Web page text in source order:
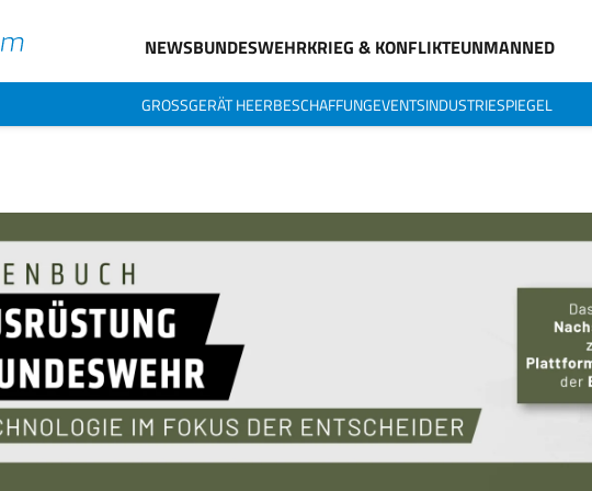
NEWSBUNDESWEHRKRIEG & KONFLIKTEUNMANNED
GROSSGERÄT HEERBESCHAFFUNGEVENTSINDUSTRIESPIEGEL